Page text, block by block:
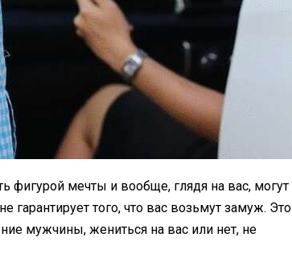
фигурой мечты и вообще, глядя на вас, могут
того, что вас возьмут замуж. Это
мужчины, жениться на вас или нет, не